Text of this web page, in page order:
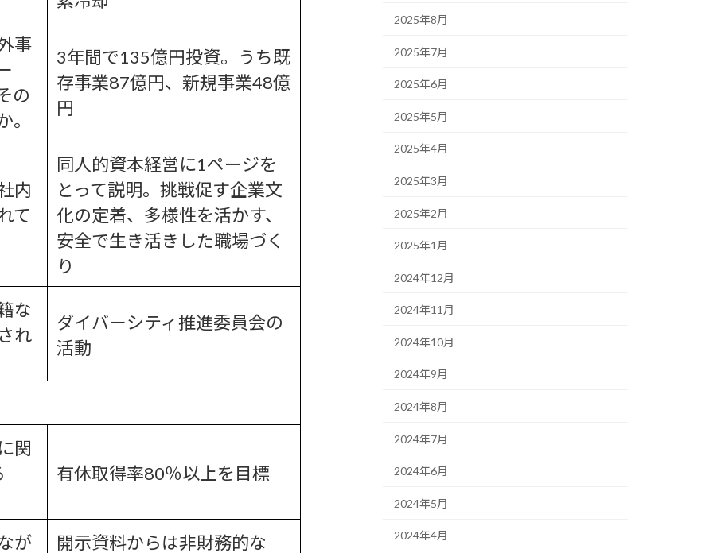
事
の
3年間で135億円投資。うち既
存事業87億円、新規事業48億
円
内
て
同人的資本経営に1ページを
とって説明。挑戦促す企業文
化の定着、多様性を活かす、
安全で生き活きした職場づく
り
な
れ
ダイバーシティ推進委員会の
活動
関
有休取得率80％以上を目標
が 開示資料からは非財務的な
2025年8月
2025年7月
2025年6月
2025年5月
2025年4月
2025年3月
2025年2月
2025年1月
2024年12月
2024年11月
2024年10月
2024年9月
2024年8月
2024年7月
2024年6月
2024年5月
2024年4月